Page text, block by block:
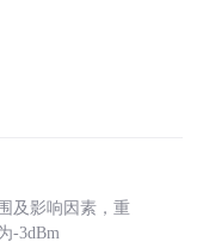
及影响因素，重
-3dBm